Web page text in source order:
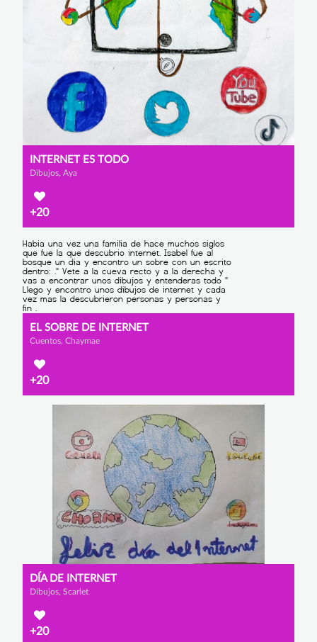
INTERNET ES TODO
Dibujos, Aya
+20
EL SOBRE DE INTERNET
Cuentos, Chaymae
+20
DÍA DE INTERNET
Dibujos, Scarlet
+20